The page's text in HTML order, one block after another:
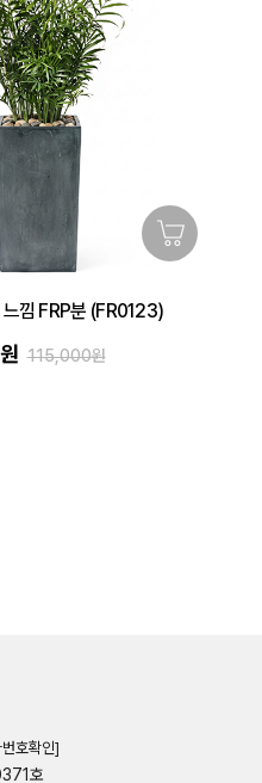
느낌 FRP분 (FR0123)
115,000원
호확인]
호